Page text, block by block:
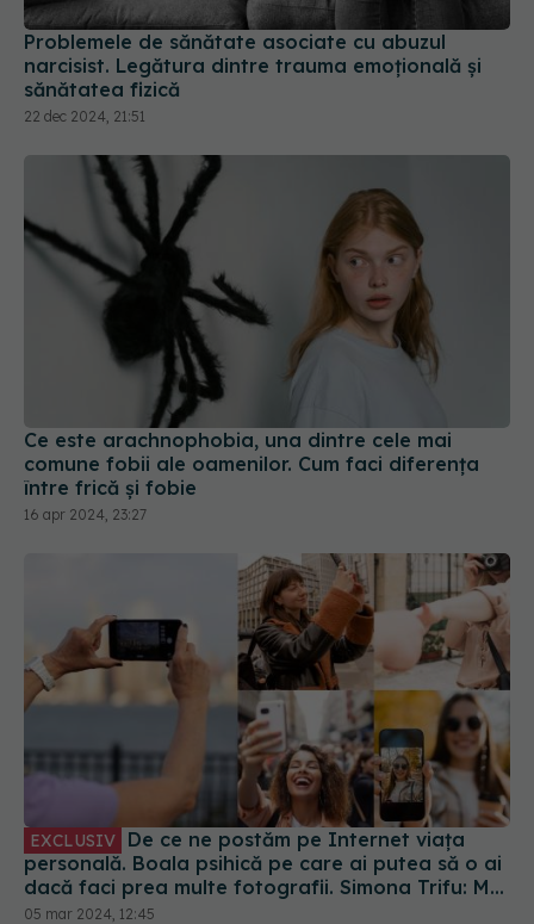
Problemele de sănătate asociate cu abuzul
narcisist. Legătura dintre trauma emoțională și
sănătatea fizică
22 dec 2024, 21:51
Ce este arachnophobia, una dintre cele mai
comune fobii ale oamenilor. Cum faci diferența
între frică și fobie
16 apr 2024, 23:27
EXCLUSIV
personală. Boala psihică pe care ai putea să o ai
dacă faci prea multe fotografii. Simona Trifu: Mă
îngrijorează
05 mar 2024, 12:45